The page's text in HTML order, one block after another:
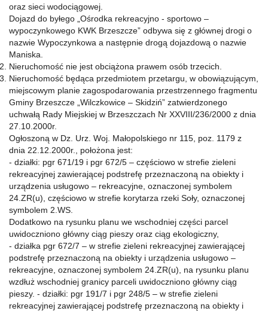
oraz sieci wodociągowej.
Dojazd do byłego „Ośrodka rekreacyjno - sportowo –
wypoczynkowego KWK Brzeszcze” odbywa się z głównej drogi o
nazwie Wypoczynkowa a następnie drogą dojazdową o nazwie
Maniska.
Nieruchomość nie jest obciążona prawem osób trzecich.
Nieruchomość będąca przedmiotem przetargu, w obowiązującym,
miejscowym planie zagospodarowania przestrzennego fragmentu
Gminy Brzeszcze „Wilczkowice – Skidziń” zatwierdzonego
uchwałą Rady Miejskiej w Brzeszczach Nr XXVIII/236/2000 z dnia
27.10.2000r.
Ogłoszoną w Dz. Urz. Woj. Małopolskiego nr 115, poz. 1179 z
dnia 22.12.2000r., położona jest:
- działki: pgr 671/19 i pgr 672/5 – częściowo w strefie zieleni
rekreacyjnej zawierającej podstrefę przeznaczoną na obiekty i
urządzenia usługowo – rekreacyjne, oznaczonej symbolem
24.ZR(u), częściowo w strefie korytarza rzeki Soły, oznaczonej
symbolem 2.WS.
Dodatkowo na rysunku planu we wschodniej części parcel
uwidoczniono główny ciąg pieszy oraz ciąg ekologiczny,
- działka pgr 672/7 – w strefie zieleni rekreacyjnej zawierającej
podstrefę przeznaczoną na obiekty i urządzenia usługowo –
rekreacyjne, oznaczonej symbolem 24.ZR(u), na rysunku planu
wzdłuż wschodniej granicy parceli uwidoczniono główny ciąg
pieszy. - działki: pgr 191/7 i pgr 248/5 – w strefie zieleni
rekreacyjnej zawierającej podstrefę przeznaczoną na obiekty i